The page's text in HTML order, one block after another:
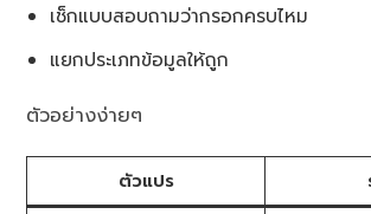
เช็กแบบสอบถามว่ากรอกครบไหม
แยกประเภทข้อมูลให้ถูก
ตัวอย่างง่ายๆ
ตัวแปร